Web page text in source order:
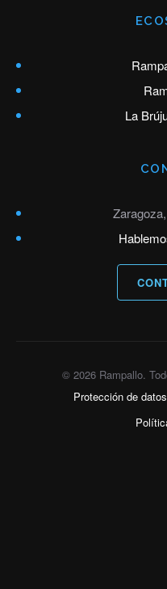
La
© 2026 Rampallo.
Protección de datos